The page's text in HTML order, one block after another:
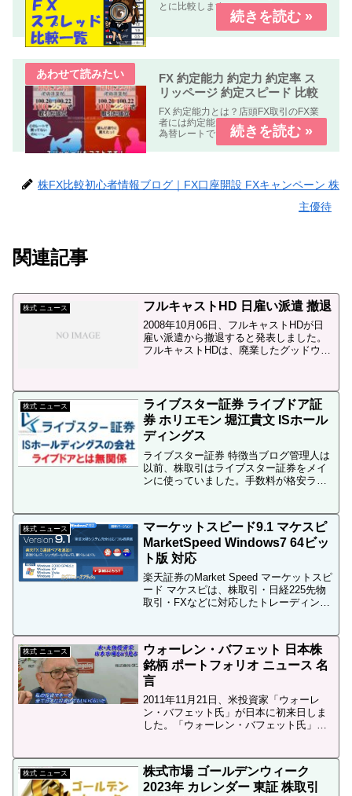
とに比較します。
FX 約定能力 約定力 約定率 ス
リッページ 約定スピード 比較
FX 約定能力とは？店頭FX取引のFX業
者には約定能力の高いFX業者指定した
為替レートできちんと約定する。約定
能力の低いFX業者指定した為替レート
定能力 比較 まとめFX...
株FX比較初心者情報ブログ｜FX口座開設 FXキャンペーン 株
主優待
関連記事
株式 ニュース フルキャストHD 日雇い派遣 撤退
2008年10月06日、フルキャストHDが日
雇い派遣から撤退すると発表しました。
フルキャストHDは、廃業したグッドウィ
制限の下限となる前日比2,000円（14....
株式 ニュース
ライブスター証券 ライブドア証
券 ホリエモン 堀江貴文 ISホール
ディングス
ライブスター証券 特徴当ブログ管理人は
以前、株取引はライブスター証券をメイ
ンに使っていました。手数料が格安ライ
投資株の優待ゲットでも重宝する業者で
す。ライブスター証券の...
株式 ニュース
マーケットスピード9.1 マケスピ
MarketSpeed Windows7 64ビッ
ト版 対応
楽天証券のMarket Speed マーケットスピ
ード マケスピは、株取引・日経225先物
取引・FXなどに対応したトレーディング
しても有名です。そのマーケットスピー
ド...
株式 ニュース
ウォーレン・バフェット 日本株
銘柄 ポートフォリオ ニュース 名
言
2011年11月21日、米投資家「ウォーレ
ン・バフェット氏」が日本に初来日しま
した。「ウォーレン・バフェット氏」
世界最大の投資持株会社「バークシャ
ー・ハサウェイ」の会長...
株式 ニュース
株式市場 ゴールデンウィーク
2023年 カレンダー 東証 株取引